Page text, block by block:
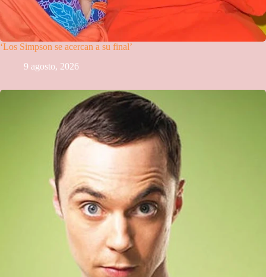
‘Los Simpson se acercan a su final’
9 agosto, 2026